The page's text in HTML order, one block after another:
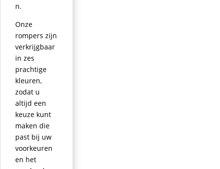
n.
Onze
rompers zijn
verkrijgbaar
in zes
prachtige
kleuren,
zodat u
altijd een
keuze kunt
maken die
past bij uw
voorkeuren
en het